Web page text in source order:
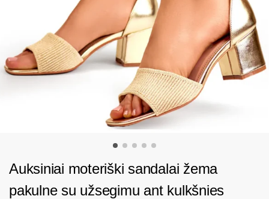
Auksiniai moteriški sandalai žema
pakulne su užsegimu ant kulkšnies